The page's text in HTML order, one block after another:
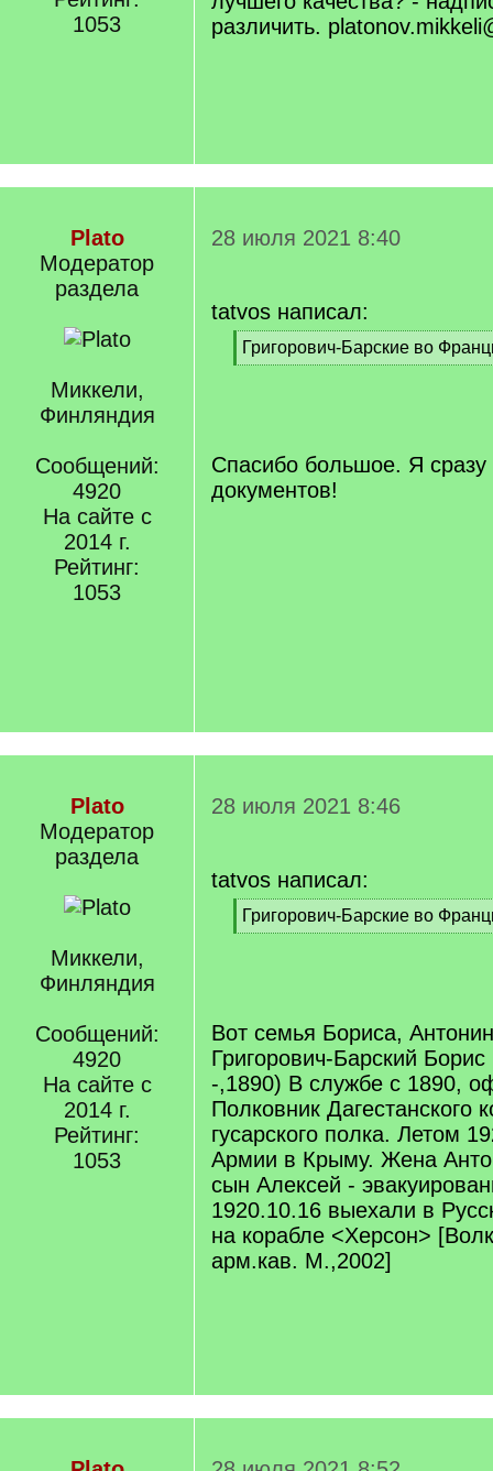
1053
различить.
Plato
Модератор
раздела
Миккели,
Финляндия
Сообщений:
4920
На сайте с
2014 г.
Рейтинг:
1053
28 июля 2021 8:40
tatvos написал:
[
q
Григорович-Барские во
[
Спасибо большое. Я сразу
документов!
Plato
Модератор
раздела
Миккели,
Финляндия
Сообщений:
4920
На сайте с
2014 г.
Рейтинг:
1053
28 июля 2021 8:46
tatvos написал:
[
q
Григорович-Барские во
[
Вот семья Бориса,
Григорович-Барский
-,1890) В службе с 1890,
Полковник Дагестанского
гусарского полка. Летом
Армии в Крыму. Жена
сын Алексей -
1920.10.16 выехали в
на корабле <Херсон>
арм.кав. М.,2002]